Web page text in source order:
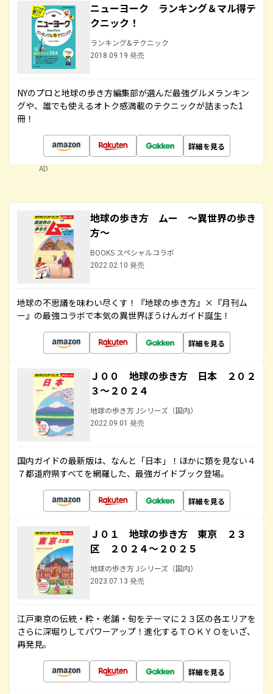
ニューヨーク ランキング＆マル得テ
クニック！
ランキング&テクニック
2018.09.19 発売
NYのプロと地球の歩き方編集部が選んだ最強グルメランキン
グや、誰でも使えるオトク感満載のテクニックが詰まった1
冊！
詳細を見る
AD
地球の歩き方 ムー ～異世界の歩き
方～
BOOKS スペシャルコラボ
2022.02.10 発売
地球の不思議を味わい尽くす！『地球の歩き方』×『月刊ム
ー』の最強コラボで本気の異世界ぼうけんガイド誕生！
詳細を見る
Ｊ００ 地球の歩き方 日本 ２０２
３～２０２４
地球の歩き方 Jシリーズ（国内）
2022.09.01 発売
国内ガイドの最新版は、なんと「日本」！ほかに類を見ない４
７都道府県すべてを網羅した、最強ガイドブック登場。
詳細を見る
Ｊ０１ 地球の歩き方 東京 ２３
区 ２０２４～２０２５
地球の歩き方 Jシリーズ（国内）
2023.07.13 発売
江戸東京の伝統・粋・老舗・旬をテーマに２３区の各エリアを
さらに深堀りしてパワーアップ！進化するＴＯＫＹＯをいざ、
再発見。
詳細を見る